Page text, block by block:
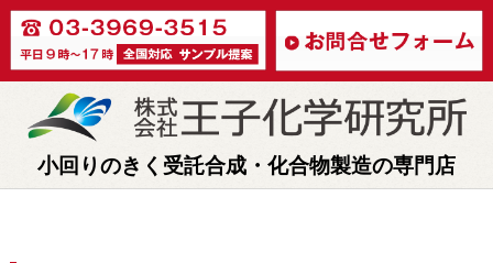
小回りのきく受託合成・化合物製造の専門店